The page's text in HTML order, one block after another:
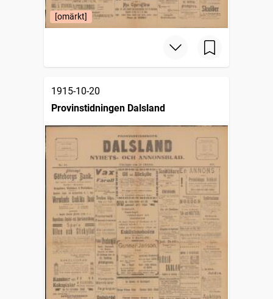
[omärkt]
1915-10-20
Provinstidningen Dalsland